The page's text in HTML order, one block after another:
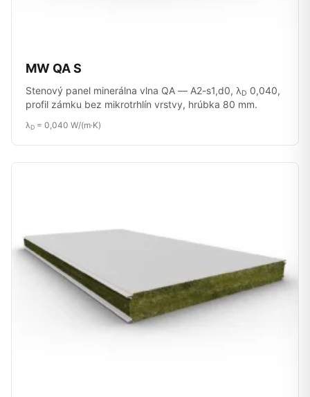
MW QA S
Stenový panel minerálna vlna QA — A2-s1,d0, λD 0,040,
profil zámku bez mikrotrhlín vrstvy, hrúbka 80 mm.
λD = 0,040 W/(m·K)